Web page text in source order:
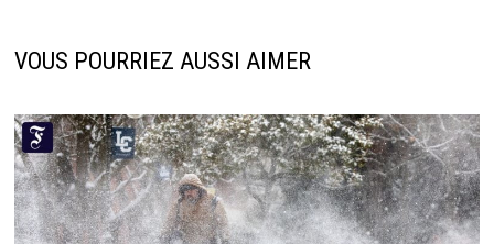
VOUS POURRIEZ AUSSI AIMER